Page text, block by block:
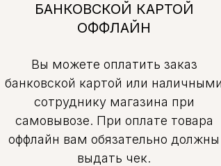
БАНКОВСКОЙ КАРТОЙ
ОФФЛАЙН
Вы можете оплатить заказ
банковской картой или наличными
сотруднику магазина при
самовывозе. При оплате товара
оффлайн вам обязательно должны
выдать чек.